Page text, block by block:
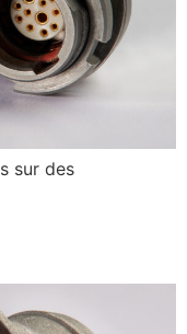
sur des